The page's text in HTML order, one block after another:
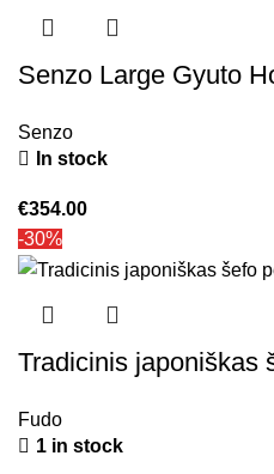
Senzo Large Gyuto
Senzo
In stock
€354.00
-30%
Tradicinis japoniškas
Fudo
1 in stock